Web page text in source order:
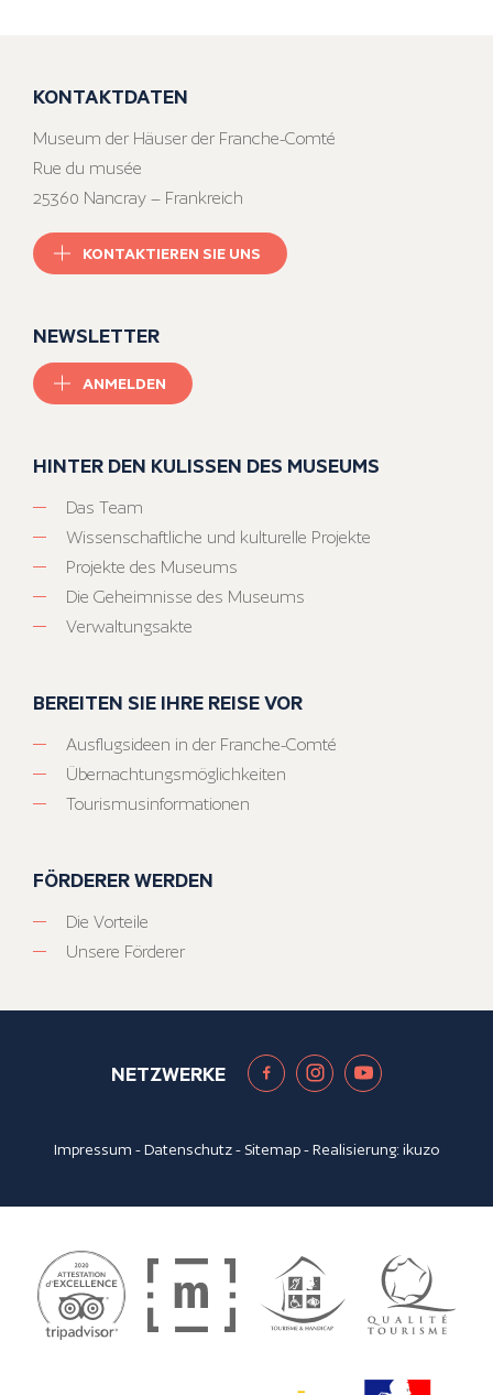
KONTAKTDATEN
Museum der Häuser der Franche-Comté
Rue du musée
25360 Nancray – Frankreich
KONTAKTIEREN SIE UNS
NEWSLETTER
ANMELDEN
HINTER DEN KULISSEN DES MUSEUMS
Das Team
Wissenschaftliche und kulturelle Projekte
Projekte des Museums
Die Geheimnisse des Museums
Verwaltungsakte
BEREITEN SIE IHRE REISE VOR
Ausflugsideen in der Franche-Comté
Übernachtungsmöglichkeiten
Tourismusinformationen
FÖRDERER WERDEN
Die Vorteile
Unsere Förderer
NETZWERKE
Impressum -Datenschutz- Sitemap- Realisierung:ikuzo